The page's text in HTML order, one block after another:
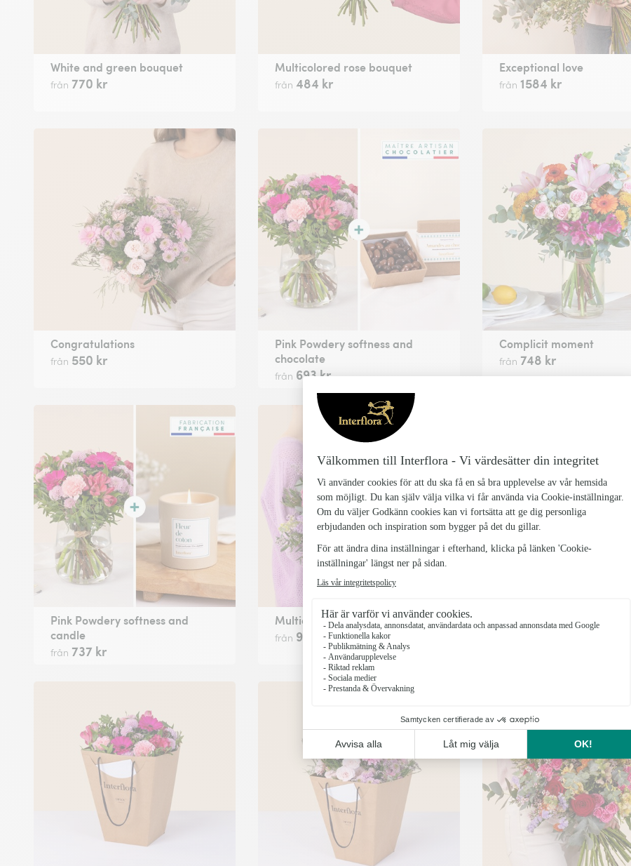
White and green bouquet
från 770 kr
Multicolored rose bouquet
från 484 kr
Exceptional love
från 1584 kr
Congratulations
från 550 kr
Pink Powdery softness and
chocolate
från 693 kr
Complicit moment
från 748 kr
Pink Powdery softness and
candle
från 737 kr
Multicolor palette bouquet
från 935 kr
Happy birthday and water